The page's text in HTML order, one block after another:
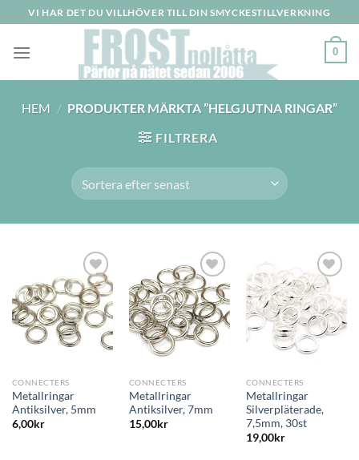
to
content
VI HAR DET DU VILLHÖVER TILL DIN SMYCKESTILLVERKNING
0
HEM / PRODUKTER MÄRKTA ”HELGJUTNA RINGAR”
FILTRERA
Lägg
till i
önskelistan
CONNECTERS
Metallringar
Antiksilver, 5mm
6,00kr
Lägg
till i
önskelistan
CONNECTERS
Metallringar
Antiksilver, 7mm
15,00kr
Lägg
till i
önskelistan
CONNECTERS
Metallringar
Silverpläterade,
7,5mm, 30st
19,00kr